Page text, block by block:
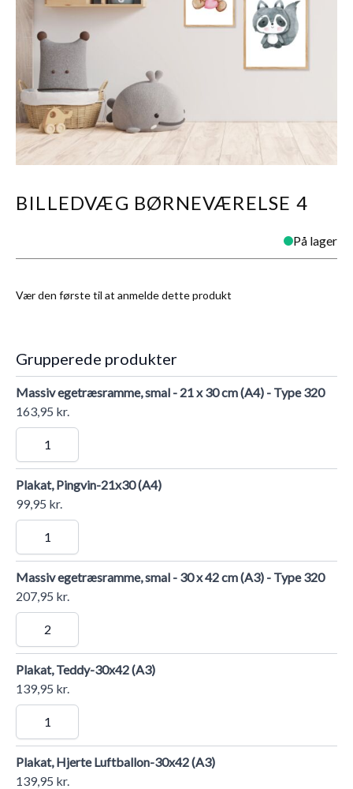
BILLEDVÆG BØRNEVÆRELSE 4
Vær den første til at anmelde dette produkt
På lager
Grupperede produkter
Massiv egetræsramme, smal - 21 x 30 cm (A4) - Type 320
163,95 kr.
Plakat, Pingvin-21x30 (A4)
99,95 kr.
Massiv egetræsramme, smal - 30 x 42 cm (A3) - Type 320
207,95 kr.
Plakat, Teddy-30x42 (A3)
139,95 kr.
Plakat, Hjerte Luftballon-30x42 (A3)
139,95 kr.